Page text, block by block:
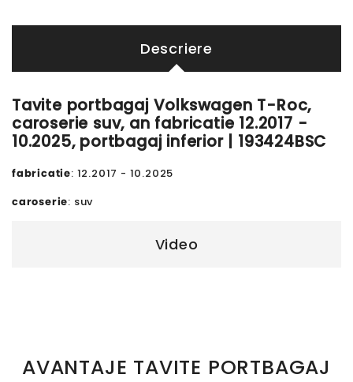
Descriere
Tavite portbagaj Volkswagen T-Roc,
caroserie suv, an fabricatie 12.2017 -
10.2025, portbagaj inferior | 193424BSC
fabricatie: 12.2017 - 10.2025
caroserie: suv
Video
AVANTAJE TAVITE PORTBAGAJ